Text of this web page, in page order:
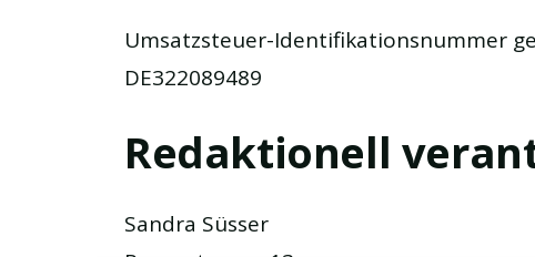
Umsatzsteuer-Identifikationsnummer
DE322089489
Redaktionell
Sandra Süsser